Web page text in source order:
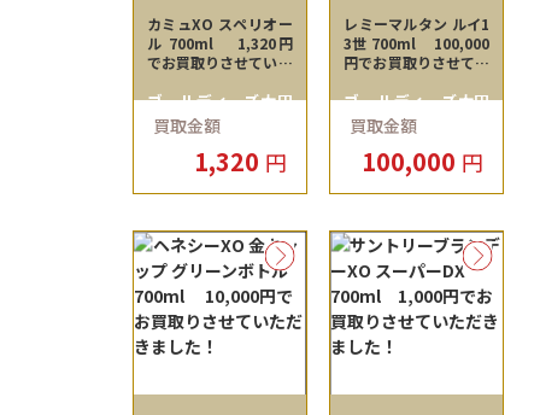
カミュXO スペリオー
ル 700ml 1,320円
でお買取りさせていた
ゴールディーズ太田
店
買取金額
1,320 円
レミーマルタン ルイ1
3世 700ml 100,000
円でお買取りさせてい
ゴールディーズ太田
店
買取金額
100,000 円